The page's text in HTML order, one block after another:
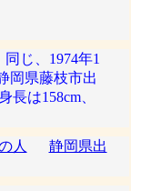
じ、1974年1
岡県藤枝市出
は158cm、
人
静岡県出